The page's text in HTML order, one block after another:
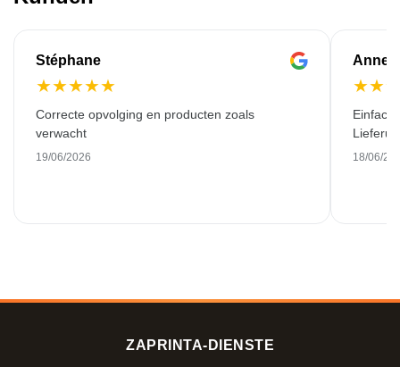
Stéphane
★★★★★
Correcte opvolging en producten zoals
verwacht
19/06/2026
Anne-
★★
18/06/
ZAPRINTA-DIENSTE